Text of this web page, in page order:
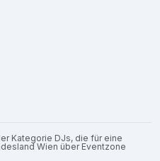
Kategorie DJs, die für eine
Wien über Eventzone